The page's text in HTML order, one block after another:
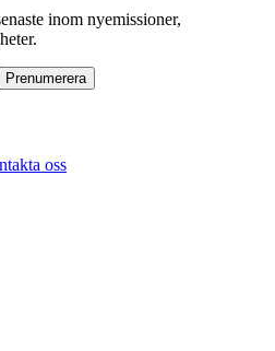
inom nyemissioner,
Prenumerera
oss